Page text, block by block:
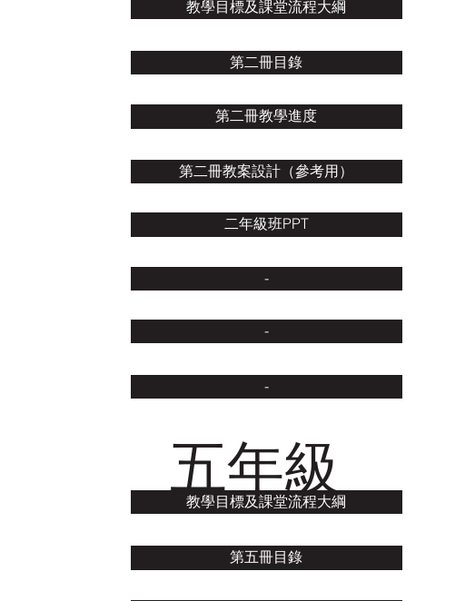
教學目標及課堂流程大綱
第二冊目錄
第二冊教學進度
第二冊教案設計（參考用）
二年級班PPT
-
-
-
教學目標及課堂流程大綱
五年級
第五冊目錄